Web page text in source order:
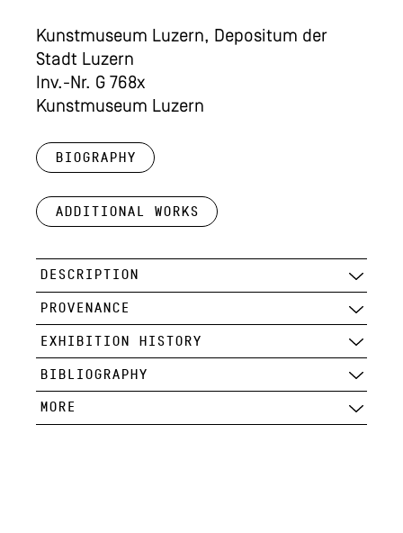
Kunstmuseum Luzern, Depositum der
Stadt Luzern
Inv.-Nr. G 768x
Kunstmuseum Luzern
Biography
Additional works
DESCRIPTION
PROVENANCE
EXHIBITION HISTORY
BIBLIOGRAPHY
MORE